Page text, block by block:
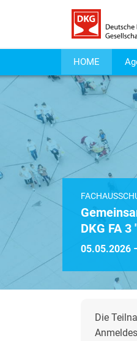
HOME
DKG FA
05.05.2026
Die